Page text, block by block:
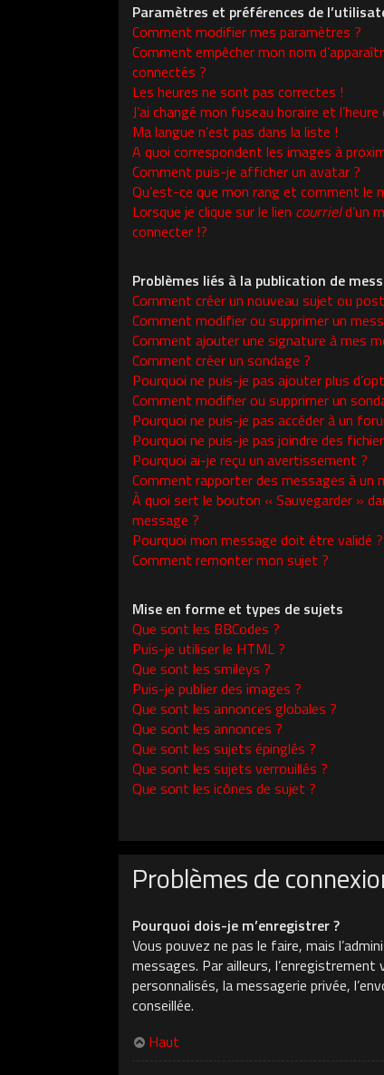
Paramètres et préférences de
Comment modifier mes paramètres ?
Comment empêcher mon nom
connectés ?
Les heures ne sont pas correctes !
J’ai changé mon fuseau horaire et
Ma langue n’est pas dans la liste !
A quoi correspondent les images à
Comment puis-je afficher un avatar ?
Qu’est-ce que mon rang et comment le
Lorsque je clique sur le lien courrield’un
connecter !?
Problèmes liés à la publication de
Comment créer un nouveau sujet ou
Comment modifier ou supprimer un
Comment ajouter une signature à mes
Comment créer un sondage ?
Pourquoi ne puis-je pas ajouter plus
Comment modifier ou supprimer un
Pourquoi ne puis-je pas accéder à un
Pourquoi ne puis-je pas joindre des
Pourquoi ai-je reçu un avertissement ?
Comment rapporter des messages à un
À quoi sert le bouton « Sauvegarder »
message ?
Pourquoi mon message doit être validé ?
Comment remonter mon sujet ?
Mise en forme et types de sujets
Que sont les BBCodes ?
Puis-je utiliser le HTML ?
Que sont les smileys ?
Puis-je publier des images ?
Que sont les annonces globales ?
Que sont les annonces ?
Que sont les sujets épinglés ?
Que sont les sujets verrouillés ?
Que sont les icônes de sujet ?
Problèmes de
Pourquoi dois-je m’enregistrer ?
Vous pouvez ne pas le faire, mais
messages. Par ailleurs,
personnalisés, la messagerie privée,
conseillée.
Haut